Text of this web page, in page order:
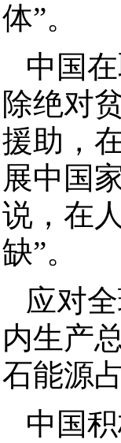
体”。
中国
除绝对
援助，
展中国
说，在
缺”。
应对
内生产
石能源
中国